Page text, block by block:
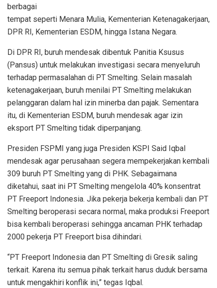
berbagai
tempat seperti Menara Mulia, Kementerian Ketenagakerjaan,
DPR RI, Kementerian ESDM, hingga Istana Negara.
Di DPR RI, buruh mendesak dibentuk Panitia Ksusus
(Pansus) untuk melakukan investigasi secara menyeluruh
terhadap permasalahan di PT Smelting. Selain masalah
ketenagakerjaan, buruh menilai PT Smelting melakukan
pelanggaran dalam hal izin minerba dan pajak. Sementara
itu, di Kementerian ESDM, buruh mendesak agar izin
eksport PT Smelting tidak diperpanjang.
Presiden FSPMI yang juga Presiden KSPI Said Iqbal
mendesak agar perusahaan segera mempekerjakan kembali
309 buruh PT Smelting yang di PHK. Sebagaimana
diketahui, saat ini PT Smelting mengelola 40% konsentrat
PT Freeport Indonesia. Jika pekerja bekerja kembali dan PT
Smelting beroperasi secara normal, maka produksi Freeport
bisa kembali beroperasi sehingga ancaman PHK terhadap
2000 pekerja PT Freeport bisa dihindari.
“PT Freeport Indonesia dan PT Smelting di Gresik saling
terkait. Karena itu semua pihak terkait harus duduk bersama
untuk mengakhiri konflik ini,” tegas Iqbal.